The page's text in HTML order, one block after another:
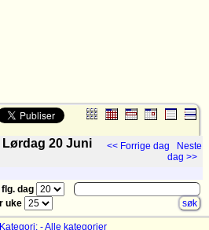
Lørdag 20 Juni
<< Forrige dag
Neste
dag >>
dag
uke
Kategori: - Alle kategorier